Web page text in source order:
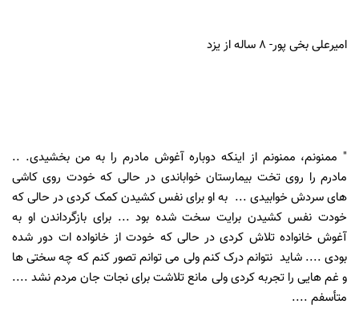
امیرعلی بخی پور- 8 ساله از یزد
" ممنونم، ممنونم از اینکه دوباره آغوش مادرم را به من بخشیدی. ..
مادرم را روی تخت بیمارستان خواباندی در حالی که خودت روی کاشی
های سردش خوابیدی ... به او برای نفس کشیدن کمک کردی در حالی که
خودت نفس کشیدن برایت سخت شده بود ... برای بازگرداندن او به
آغوش خانواده تلاش کردی در حالی که خودت از خانواده ات دور شده
بودی .... شايد نتوانم درک کنم ولی می توانم تصور کنم که چه سختی ها
و غم هایی را تجربه کردی ولی مانع تلاشت برای نجات جان مردم نشد ....
متأسفم ....